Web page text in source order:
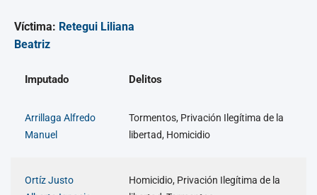
Víctima: Retegui Liliana
Beatriz
Imputado Delitos
Arrillaga Alfredo
Manuel
Tormentos, Privación Ilegítima de la
libertad, Homicidio
Ortíz Justo
Homicidio, Privación Ilegítima de la